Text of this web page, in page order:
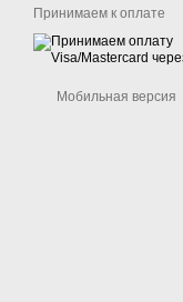
Принимаем к оплате
Мобильная версия